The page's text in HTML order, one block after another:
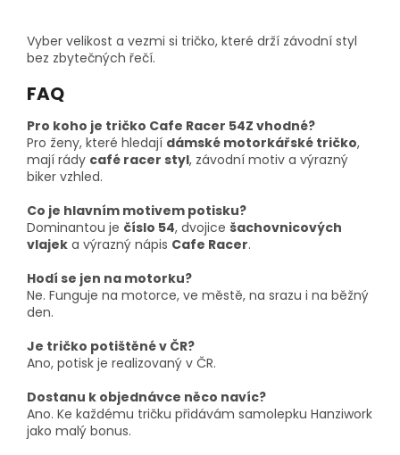
Vyber velikost a vezmi si tričko, které drží závodní styl
bez zbytečných řečí.
FAQ
Pro koho je tričko Cafe Racer 54Z vhodné?
Pro ženy, které hledají dámské motorkářské tričko,
mají rády café racer styl, závodní motiv a výrazný
biker vzhled.
Co je hlavním motivem potisku?
Dominantou je číslo 54, dvojice šachovnicových
vlajek a výrazný nápis Cafe Racer.
Hodí se jen na motorku?
Ne. Funguje na motorce, ve městě, na srazu i na běžný
den.
Je tričko potištěné v ČR?
Ano, potisk je realizovaný v ČR.
Dostanu k objednávce něco navíc?
Ano. Ke každému tričku přidávám samolepku Hanziwork
jako malý bonus.